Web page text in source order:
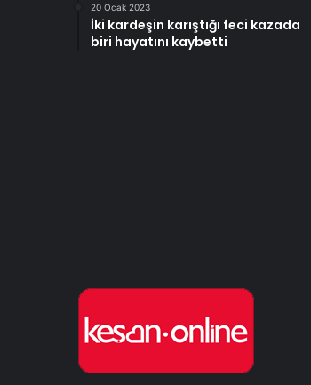
20 Ocak 2023
İki kardeşin karıştığı feci kazada
biri hayatını kaybetti